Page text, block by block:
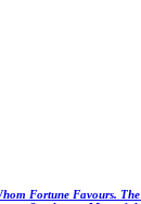
Fortune Favours.